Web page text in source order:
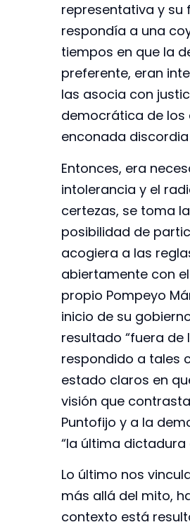
representativa y su
respondía a una
tiempos en que la
preferente, eran
las asocia con
democrática de los
enconada
Entonces, era
intolerancia y el
certezas, se toma
posibilidad de
acogiera a las
abiertamente con
propio Pompeyo
inicio de su
resultado “fuera de
respondido a tales
estado claros en
visión que
Puntofijo y a la
“la última
Lo último nos
más allá del mito,
contexto está